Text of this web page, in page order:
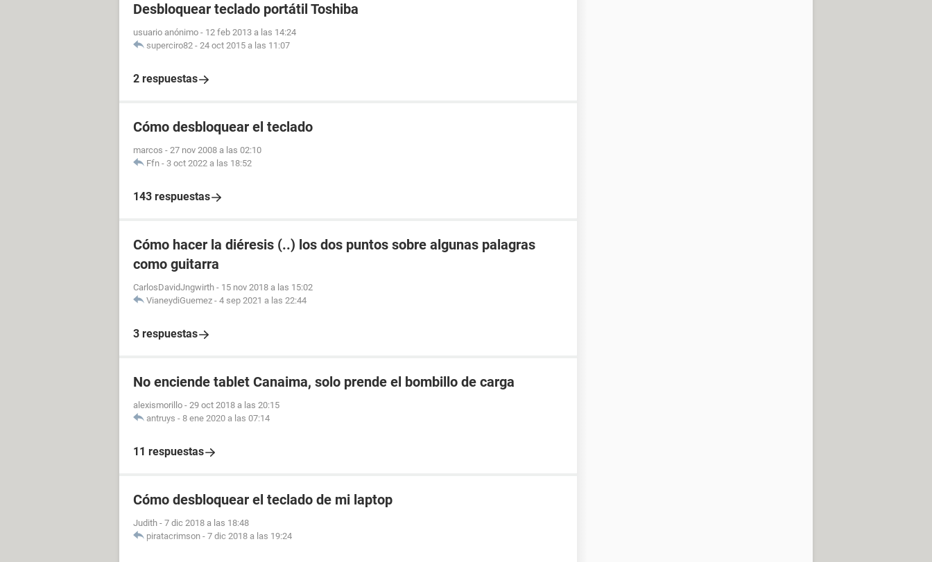
Desbloquear teclado portátil Toshiba
usuario anónimo - 12 feb 2013 a las 14:24
superciro82 - 24 oct 2015 a las 11:07
2 respuestas
Cómo desbloquear el teclado
marcos - 27 nov 2008 a las 02:10
Ffn - 3 oct 2022 a las 18:52
143 respuestas
Cómo hacer la diéresis (..) los dos puntos sobre algunas palagras
como guitarra
CarlosDavidJngwirth - 15 nov 2018 a las 15:02
VianeydiGuemez - 4 sep 2021 a las 22:44
3 respuestas
No enciende tablet Canaima, solo prende el bombillo de carga
alexismorillo - 29 oct 2018 a las 20:15
antruys - 8 ene 2020 a las 07:14
11 respuestas
Cómo desbloquear el teclado de mi laptop
Judith - 7 dic 2018 a las 18:48
piratacrimson - 7 dic 2018 a las 19:24